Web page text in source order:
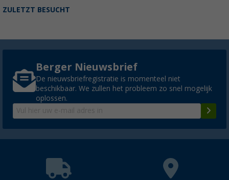
ZULETZT BESUCHT
Berger Nieuwsbrief
De nieuwsbriefregistratie is momenteel niet
beschikbaar. We zullen het probleem zo snel mogelijk
oplossen.